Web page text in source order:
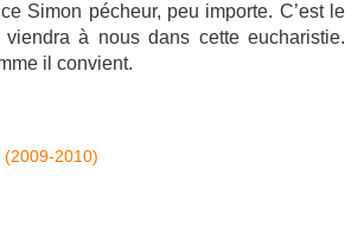
Simon pécheur, peu importe. C’est le
à nous dans cette eucharistie.
il convient.
(2009-2010)